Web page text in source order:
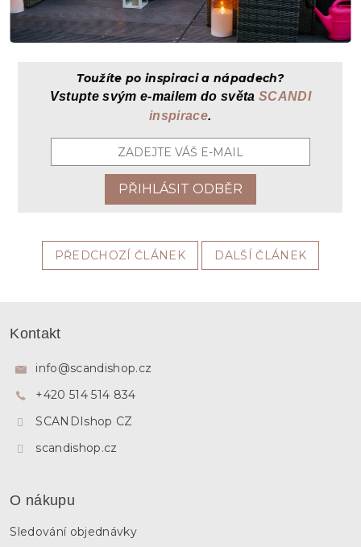
Toužíte po inspiraci a nápadech?
Vstupte svým e-mailem do světa SCANDI
inspirace.
PŘEDCHOZÍ ČLÁNEK DALŠÍ ČLÁNEK
Kontakt
info@scandishop.cz
+420 514 514 834
SCANDIshop CZ
scandishop.cz
O nákupu
Sledování objednávky